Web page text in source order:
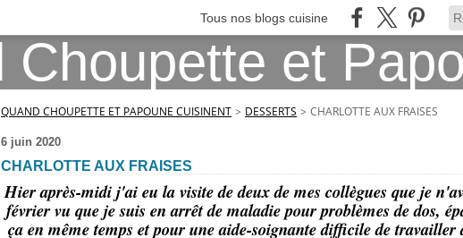
Tous nos blogs cuisine
QUAND CHOUPETTE ET PAPOUNE CUISINENT > DESSERTS > CHARLOTTE AUX FRAISES
6 juin 2020
CHARLOTTE AUX FRAISES
Hier après-midi j'ai eu la visite de deux de mes collègues que je
février vu que je suis en arrêt de maladie pour problèmes de dos,
ça en même temps et pour une aide-soignante difficile de